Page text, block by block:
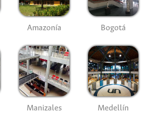
Amazonía Bogotá
Manizales Medellín